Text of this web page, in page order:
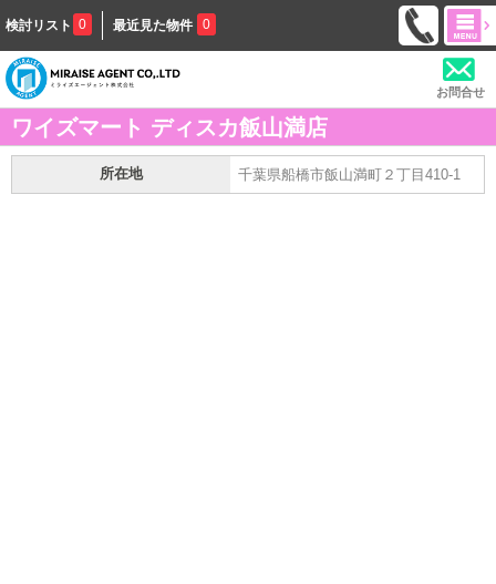
検討リスト 0 最近見た物件 0
お問合せ
ワイズマート ディスカ飯山満店
所在地 千葉県船橋市飯山満町２丁目410-1